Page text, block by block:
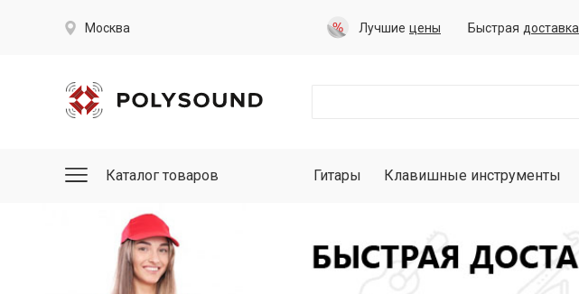
Москва Лучшие цены Быстрая доставка
Каталог товаров Гитары Клавишные инструменты